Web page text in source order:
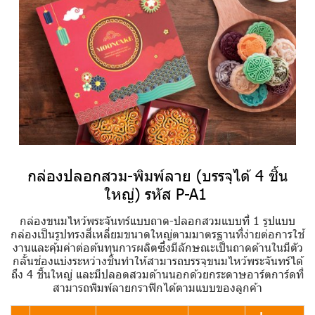
กล่องปลอกสวม-พิมพ์ลาย (บรรจุได้ 4 ชิ้น
ใหญ่) รหัส P-A1
กล่องขนมไหว้พระจันทร์แบบถาด-ปลอกสวมแบบที่ 1 รูปแบบ
กล่องเป็นรูปทรงสี่เหลี่ยมขนาดใหญ่ตามมาตรฐานที่ง่ายต่อการใช้
งานและคุ้มค่าต่อต้นทุนการผลิตซึ่งมีลักษณะเป็นถาดด้านในมีตัว
กลั้นช่องแบ่งระหว่างชิ้นทำให้สามารถบรรจุขนมไหว้พระจันทร์ได้
ถึง 4 ชิ้นใหญ่ และมีปลอดสวมด้านนอกด้วยกระดาษอาร์ตการ์ดที่
สามารถพิมพ์ลายกราฟิกได้ตามแบบของลูกค้า